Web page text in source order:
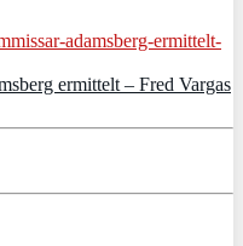
ermittelt – Fred Vargas